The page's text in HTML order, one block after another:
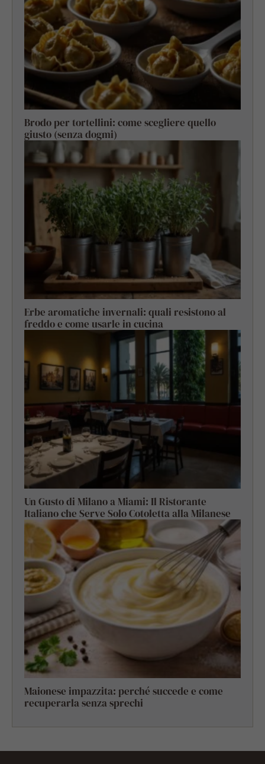
Brodo per tortellini: come scegliere quello
giusto (senza dogmi)
Erbe aromatiche invernali: quali resistono al
freddo e come usarle in cucina
Un Gusto di Milano a Miami: Il Ristorante
Italiano che Serve Solo Cotoletta alla Milanese
Maionese impazzita: perché succede e come
recuperarla senza sprechi